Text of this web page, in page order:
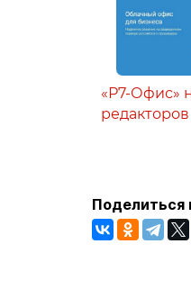
«Р7-Офис»
Поделиться